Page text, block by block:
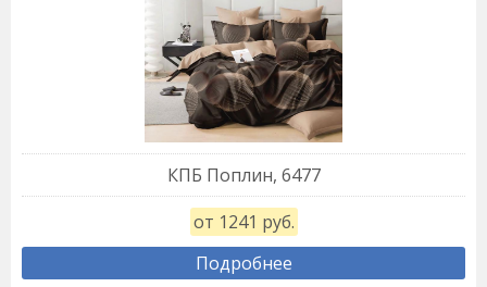
КПБ Поплин, 6477
от 1241 руб.
Подробнее